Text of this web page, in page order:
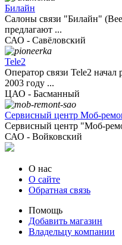
Билайн
Салоны связи "Билайн"
предлагают ...
САО - Савёловский
Tele2
Оператор связи Tele2
2003 году ...
ЦАО - Басманный
Сервисный центр Моб-
Сервисный центр "Моб-
САО - Войковский
О нас
О сайте
Обратная связь
Помощь
Добавить магазин
Владельцу компании